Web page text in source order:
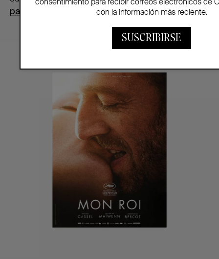
para ver antes de casarse”.con la información más reciente.
SUSCRIBIRSE